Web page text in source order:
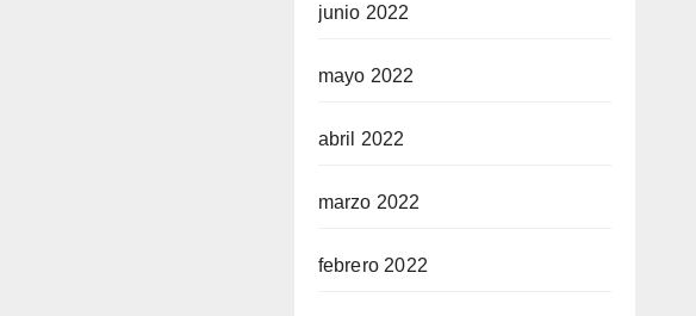
junio 2022
mayo 2022
abril 2022
marzo 2022
febrero 2022